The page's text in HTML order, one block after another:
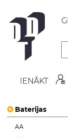
IENĀKT
Baterijas
AA